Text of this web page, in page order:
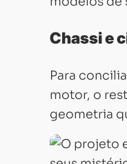
Chassi e
Para
motor, o
geometria